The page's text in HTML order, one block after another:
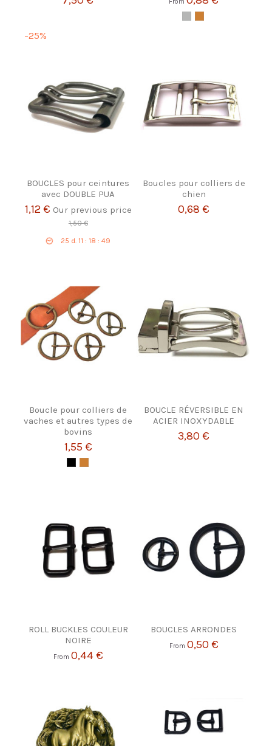
-25%
BOUCLES pour ceintures
avec DOUBLE PUA
1,12 € Our previous price
1,50 €
25 d. 11 : 18 : 49
Boucles pour colliers de
chien
0,68 €
Boucle pour colliers de
vaches et autres types de
bovins
1,55 €
BOUCLE RÉVERSIBLE EN
ACIER INOXYDABLE
3,80 €
ROLL BUCKLES COULEUR
NOIRE
From 0,44 €
BOUCLES ARRONDES
From 0,50 €